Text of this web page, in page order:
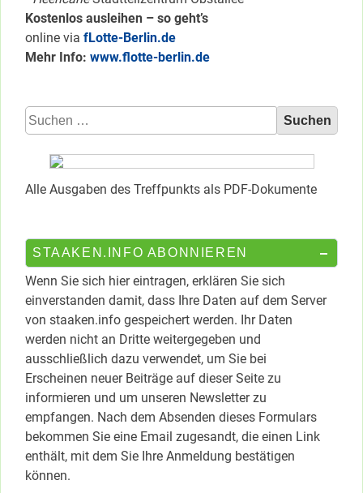
Kostenlos ausleihen – so geht’s
online via fLotte-Berlin.de
Mehr Info: www.flotte-berlin.de
Suchen
nach:
Alle Ausgaben des Treffpunkts als PDF-Dokumente
STAAKEN.INFO ABONNIEREN
Wenn Sie sich hier eintragen, erklären Sie sich
einverstanden damit, dass Ihre Daten auf dem Server
von staaken.info gespeichert werden. Ihr Daten
werden nicht an Dritte weitergegeben und
ausschließlich dazu verwendet, um Sie bei
Erscheinen neuer Beiträge auf dieser Seite zu
informieren und um unseren Newsletter zu
empfangen. Nach dem Absenden dieses Formulars
bekommen Sie eine Email zugesandt, die einen Link
enthält, mit dem Sie Ihre Anmeldung bestätigen
können.